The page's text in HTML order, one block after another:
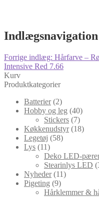
Indlægsnavigation
Forrige indlæg: Hårfarve –
Intensive Red 7.66
Kurv
Produktkategorier
Batterier (2)
Hobby og leg (40)
Stickers (7)
Køkkenudstyr (18)
Legetøj (58)
Lys (11)
Deko LED-
Stearinlys LED
Nyheder (11)
Pigeting (9)
Hårklemmer &